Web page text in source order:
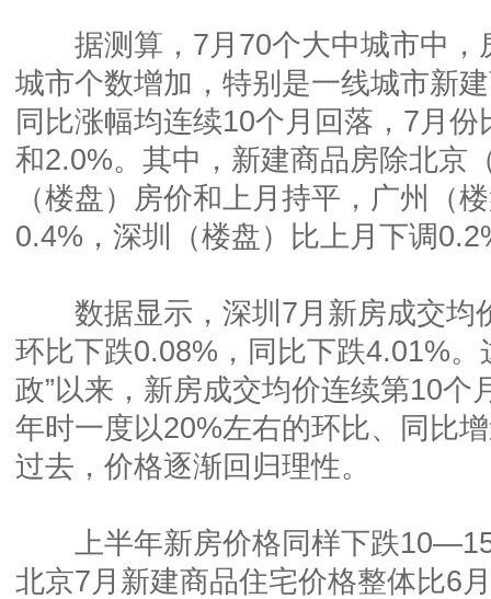
据测算，7月70个大中城市中，
城市个数增加，特别是一线城市新
同比涨幅均连续10个月回落，7月
和2.0%。其中，新建商品房除北京
（楼盘）房价和上月持平，广州（
0.4%，深圳（楼盘）比上月下调
数据显示，深圳7月新房成交均
环比下跌0.08%，同比下跌4.01%。
政”以来，新房成交均价连续第10个
年时一度以20%左右的环比、同比
过去，价格逐渐回归理性。
上半年新房价格同样下跌
北京7月新建商品住宅价格整体比6